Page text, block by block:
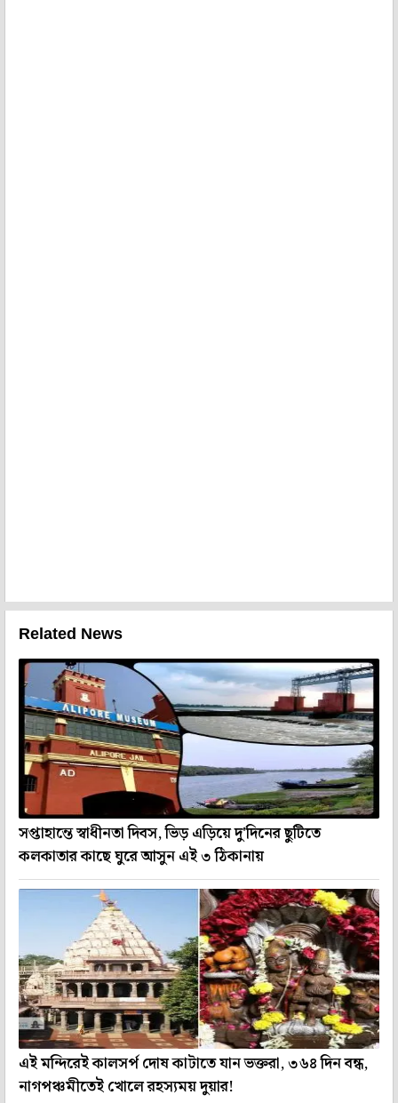
Related News
সপ্তাহান্তে স্বাধীনতা দিবস, ভিড় এড়িয়ে দু'দিনের ছুটিতে
কলকাতার কাছে ঘুরে আসুন এই ৩ ঠিকানায়
এই মন্দিরেই কালসর্প দোষ কাটাতে যান ভক্তরা, ৩৬৪ দিন বন্ধ,
নাগপঞ্চমীতেই খোলে রহস্যময় দুয়ার!